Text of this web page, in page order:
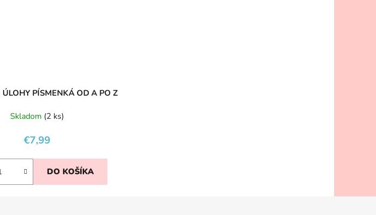
ÚLOHY PÍSMENKÁ OD A PO Z
Skladom (2 ks)
€7,99
DO KOŠÍKA